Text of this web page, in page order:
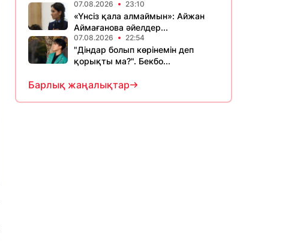
07.08.2026 23:10
«Үнсіз қала алмаймын»: Айжан
Аймағанова әйелдер...
07.08.2026 22:54
"Діндар болып көрінемін деп
қорықты ма?". Бекбо...
Барлық жаңалықтар